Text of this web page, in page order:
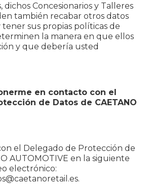
dichos Concesionarios y Talleres
también recabar otros datos
sus propias políticas de
la manera en que ellos
y que debería usted
en contacto con el
de Datos de CAETANO
el Delegado de Protección de
AUTOMOTIVE en la siguiente
electrónico: